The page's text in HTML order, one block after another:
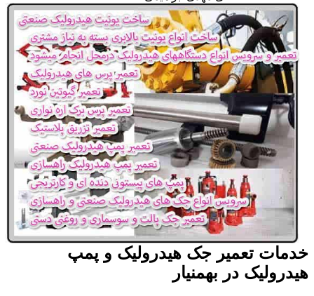
خدمات تعمیر جک هیدرولیک و پمپ
هیدرولیک در بهمنیار